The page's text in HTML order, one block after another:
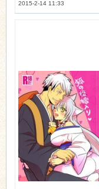
2015-2-14 11:33